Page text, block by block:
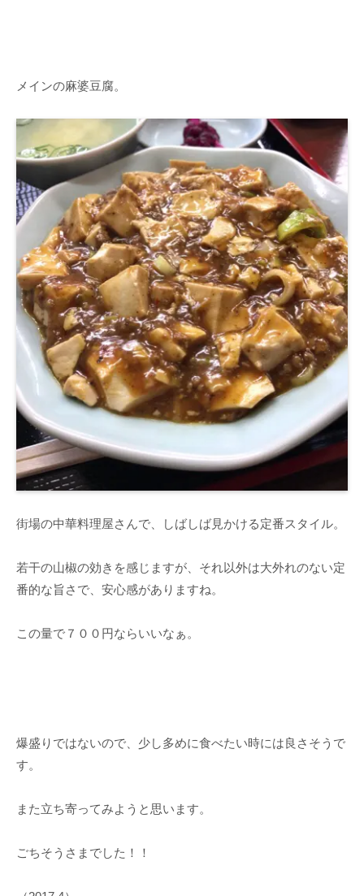
メインの麻婆豆腐。
街場の中華料理屋さんで、しばしば見かける定番スタイル。
若干の山椒の効きを感じますが、それ以外は大外れのない定
番的な旨さで、安心感がありますね。
この量で７００円ならいいなぁ。
爆盛りではないので、少し多めに食べたい時には良さそうで
す。
また立ち寄ってみようと思います。
ごちそうさまでした！！